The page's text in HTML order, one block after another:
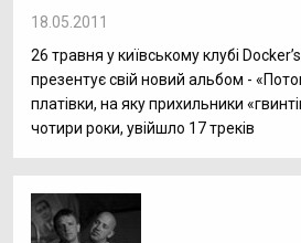
18.05.2011
26 травня у київському клубі
презентує свій новий альбом -
платівки, на яку прихильники
чотири роки, увійшло 17 треків